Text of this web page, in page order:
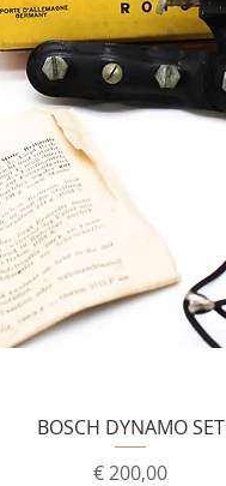
BOSCH DYNAMO SET
Prijs
€ 200,00